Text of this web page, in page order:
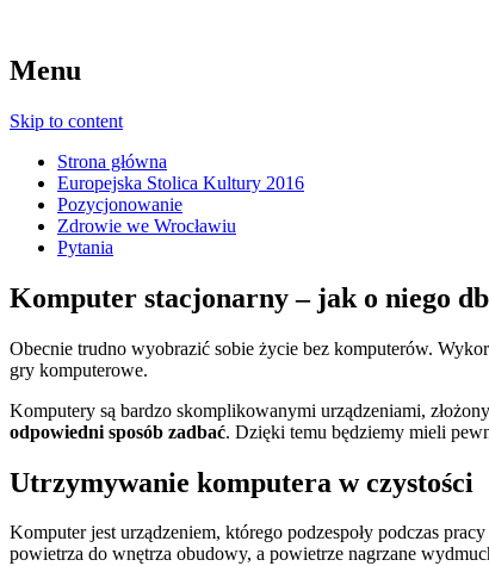
Menu
Skip to content
Strona główna
Europejska Stolica Kultury 2016
Pozycjonowanie
Zdrowie we Wrocławiu
Pytania
Komputer stacjonarny – jak o niego
Obecnie trudno wyobrazić sobie życie bez komputerów.
gry komputerowe.
Komputery są bardzo skomplikowanymi urządzeniami,
odpowiedni sposób zadbać. Dzięki temu będziemy mieli
Utrzymywanie komputera w czystości
Komputer jest urządzeniem, którego podzespoły podczas
powietrza do wnętrza obudowy, a powietrze nagrzane